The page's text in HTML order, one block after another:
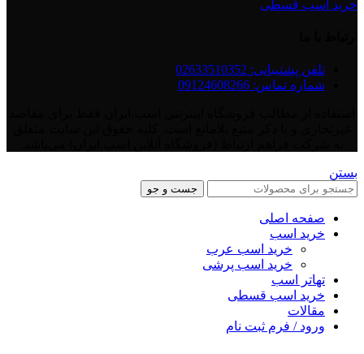
خرید اسب قسطی
تلفن پشتیبانی: 02633510352
شماره تماس: 09124608266
بستن
جست و جو
صفحه اصلی
خرید اسب
خرید اسب عرب
خرید اسب پرشی
تهاتر اسب
خرید اسب قسطی
مقالات
ورود / فرم ثبت نام